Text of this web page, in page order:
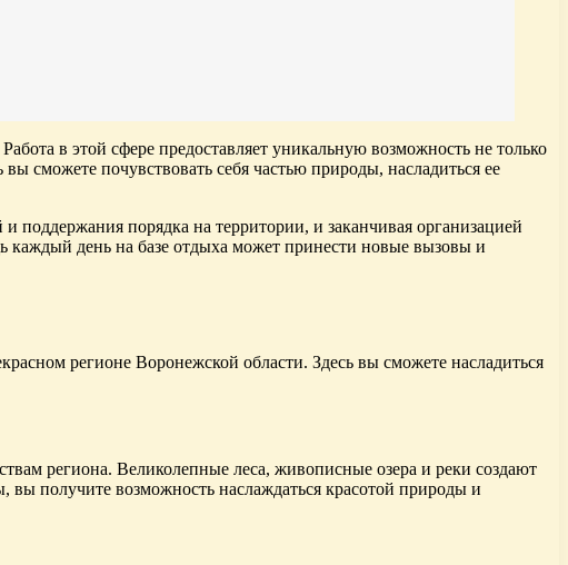
в этой сфере предоставляет уникальную возможность не только
сможете почувствовать себя частью природы, насладиться ее
поддержания порядка на территории, и заканчивая организацией
каждый день на базе отдыха может принести новые вызовы и
регионе Воронежской области. Здесь вы сможете насладиться
региона. Великолепные леса, живописные озера и реки создают
получите возможность наслаждаться красотой природы и